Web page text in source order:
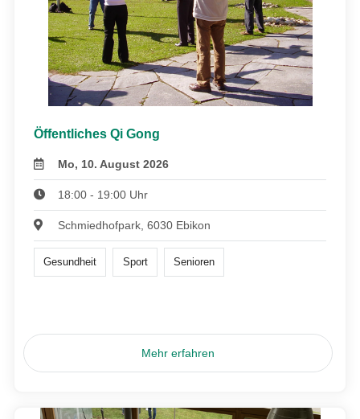
Öffentliches Qi Gong
Mo, 10. August 2026
18:00 - 19:00 Uhr
Schmiedhofpark, 6030 Ebikon
Gesundheit Sport Senioren
Mehr erfahren